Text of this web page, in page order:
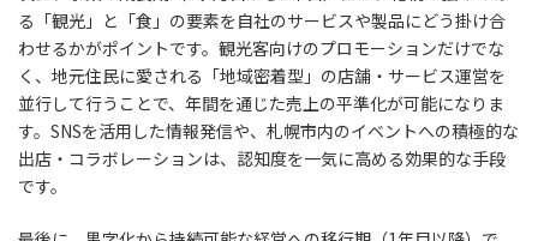
る「観光」と「食」の要素を自社のサービスや製品にどう掛け合
わせるかがポイントです。観光客向けのプロモーションだけでな
く、地元住民に愛される「地域密着型」の店舗・サービス運営を
並行して行うことで、年間を通じた売上の平準化が可能になりま
す。SNSを活用した情報発信や、札幌市内のイベントへの積極的な
出店・コラボレーションは、認知度を一気に高める効果的な手段
です。